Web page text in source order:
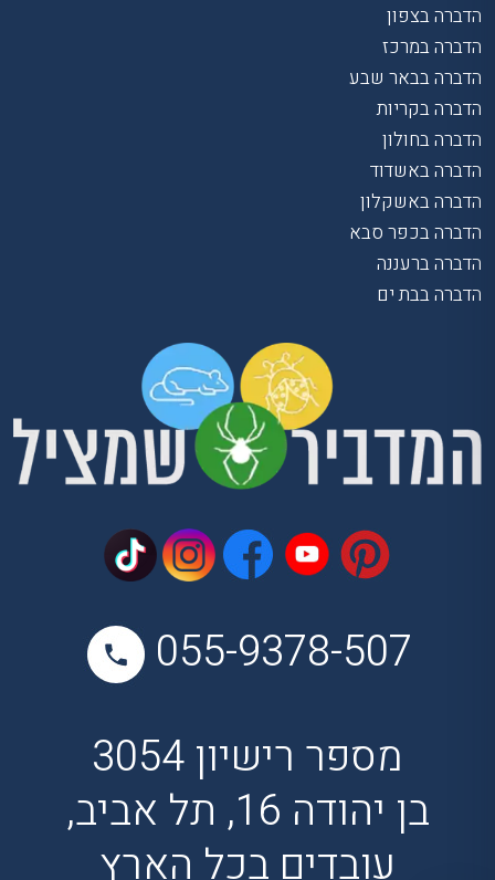
הדברה בצפון
הדברה במרכז
הדברה בבאר שבע
הדברה בקריות
הדברה בחולון
הדברה באשדוד
הדברה באשקלון
הדברה בכפר סבא
הדברה ברעננה
הדברה בבת ים
055-9378-507
מספר רישיון 3054
בן יהודה 16, תל אביב,
עובדים בכל הארץ